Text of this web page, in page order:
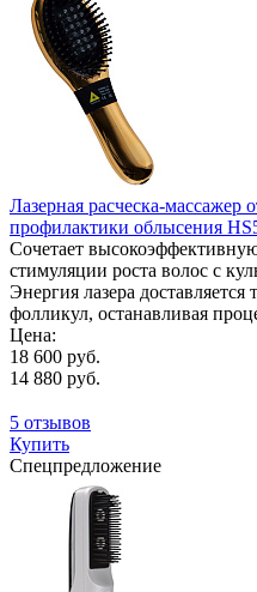
Лазерная расческа-массажер
профилактики облысения
Сочетает
стимуляции роста волос с
Энергия лазера доставляется
фолликул, останавливая
Цена:
18 600 руб.
14 880 руб.
5 отзывов
Купить
Спецпредложение